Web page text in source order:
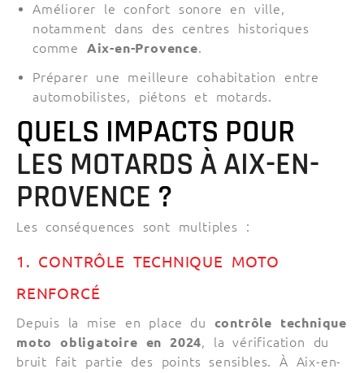
Améliorer le confort sonore en ville,
notamment dans des centres historiques
comme Aix-en-Provence.
Préparer une meilleure cohabitation entre
automobilistes, piétons et motards.
QUELS IMPACTS POUR
LES MOTARDS À AIX-EN-
PROVENCE ?
Les conséquences sont multiples :
1. CONTRÔLE TECHNIQUE MOTO
RENFORCÉ
Depuis la mise en place du contrôle technique
moto obligatoire en 2024, la vérification du
bruit fait partie des points sensibles. À Aix-en-